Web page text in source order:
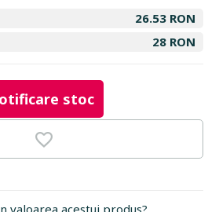
26.53 RON
28 RON
stoc
valoarea acestui produs?